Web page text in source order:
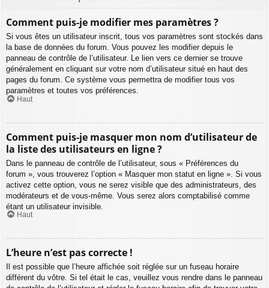
Comment puis-je modifier mes paramètres ?
Si vous êtes un utilisateur inscrit, tous vos paramètres sont stockés dans
la base de données du forum. Vous pouvez les modifier depuis le
panneau de contrôle de l’utilisateur. Le lien vers ce dernier se trouve
généralement en cliquant sur votre nom d’utilisateur situé en haut des
pages du forum. Ce système vous permettra de modifier tous vos
paramètres et toutes vos préférences.
Haut
Comment puis-je masquer mon nom d’utilisateur de
la liste des utilisateurs en ligne ?
Dans le panneau de contrôle de l’utilisateur, sous « Préférences du
forum », vous trouverez l’option « Masquer mon statut en ligne ». Si vous
activez cette option, vous ne serez visible que des administrateurs, des
modérateurs et de vous-même. Vous serez alors comptabilisé comme
étant un utilisateur invisible.
Haut
L’heure n’est pas correcte !
Il est possible que l’heure affichée soit réglée sur un fuseau horaire
différent du vôtre. Si tel était le cas, veuillez vous rendre dans le panneau